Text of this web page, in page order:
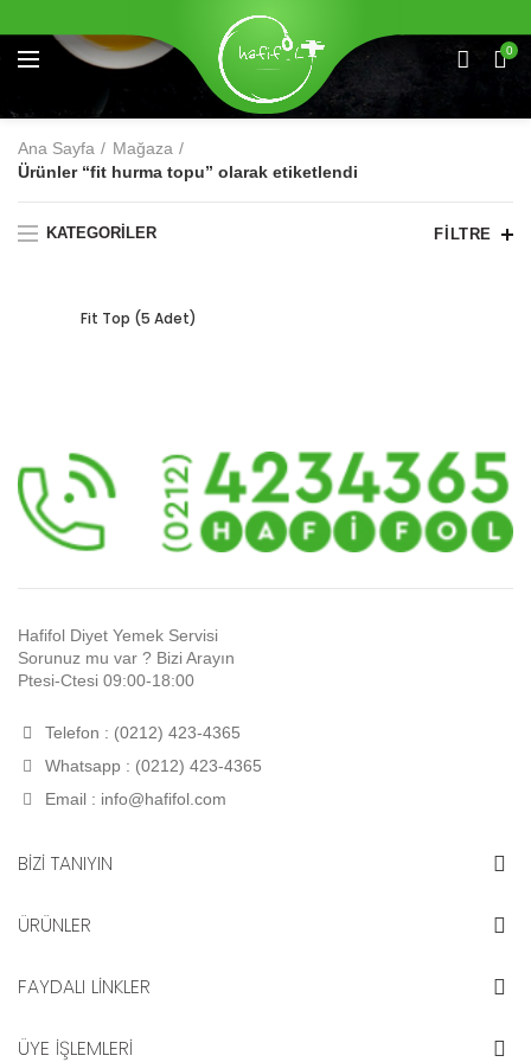
0
Ana Sayfa
Mağaza
Ürünler “fit hurma topu” olarak etiketlendi
KATEGORILER FILTRE
Fit Top (5 Adet)
Hafifol Diyet Yemek Servisi
Sorunuz mu var ? Bizi Arayın
Ptesi-Ctesi 09:00-18:00
Telefon : (0212) 423-4365
Whatsapp : (0212) 423-4365
Email : info@hafifol.com
BİZİ TANIYIN
ÜRÜNLER
FAYDALI LİNKLER
ÜYE İŞLEMLERİ